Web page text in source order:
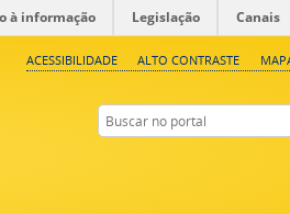
ACESSIBILIDADE ALTO CONTRASTE
à informação Legislação Canais
Buscar no portal